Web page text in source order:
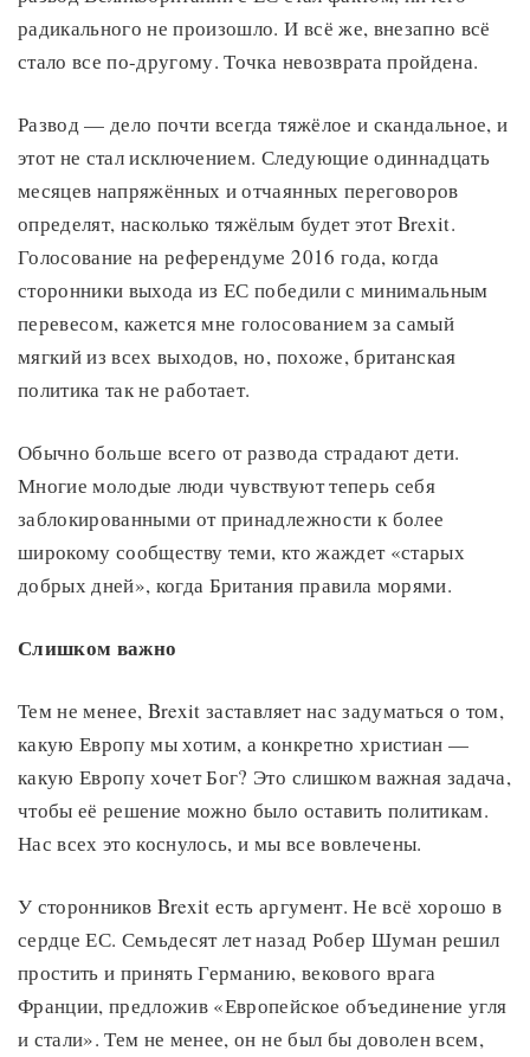
радикального не произошло. И всё же, внезапно всё
стало все по-другому. Точка невозврата пройдена.
Развод — дело почти всегда тяжёлое и скандальное, и
этот не стал исключением. Следующие одиннадцать
месяцев напряжённых и отчаянных переговоров
определят, насколько тяжёлым будет этот Brexit.
Голосование на референдуме 2016 года, когда
сторонники выхода из ЕС победили с минимальным
перевесом, кажется мне голосованием за самый
мягкий из всех выходов, но, похоже, британская
политика так не работает.
Обычно больше всего от развода страдают дети.
Многие молодые люди чувствуют теперь себя
заблокированными от принадлежности к более
широкому сообществу теми, кто жаждет «старых
добрых дней», когда Британия правила морями.
Слишком важно
Тем не менее, Brexit заставляет нас задуматься о том,
какую Европу мы хотим, а конкретно христиан —
какую Европу хочет Бог? Это слишком важная задача,
чтобы её решение можно было оставить политикам.
Нас всех это коснулось, и мы все вовлечены.
У сторонников Brexit есть аргумент. Не всё хорошо в
сердце ЕС. Семьдесят лет назад Робер Шуман решил
простить и принять Германию, векового врага
Франции, предложив «Европейское объединение угля
и стали». Тем не менее, он не был бы доволен всем,